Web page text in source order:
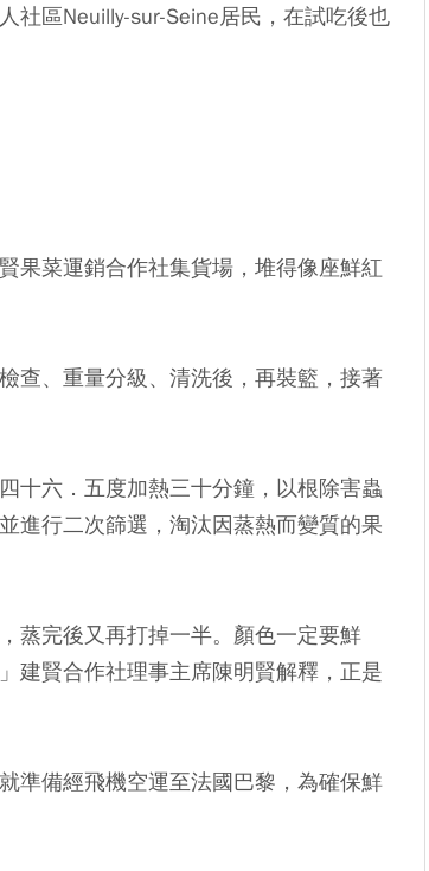
社區Neuilly-sur-Seine居民，在試吃後也
果菜運銷合作社集貨場，堆得像座鮮紅
查、重量分級、清洗後，再裝籃，接著
十六．五度加熱三十分鐘，以根除害蟲
進行二次篩選，淘汰因蒸熱而變質的果
蒸完後又再打掉一半。顏色一定要鮮
建賢合作社理事主席陳明賢解釋，正是
準備經飛機空運至法國巴黎，為確保鮮